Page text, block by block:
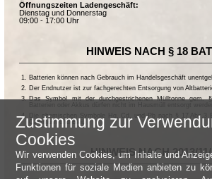
Öffnungszeiten Ladengeschäft:
Dienstag und Donnerstag
09:00 - 17:00 Uhr
HINWEIS NACH § 18
Batterien können nach Gebrauch im Handelsgeschäft
Der Endnutzer ist zur fachgerechten Entsorgung von
Das Symbol mit der durchgestrichenen Mülltonne gem.
Die chemischen Symbole Hg, Cd, und Pb nach § 17 Abs.3
Cadmium und Blei.
HINWEIS NACH 2013/
Zustimmung zur
Cookies
Wir verwenden Cookies, um Inhalte und
Funktionen für soziale Medien anbieten zu